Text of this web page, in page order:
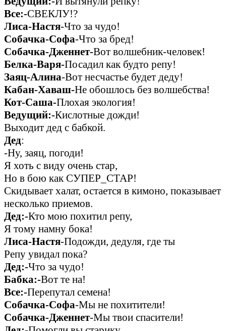
Все:-СВЕКЛУ!?
Лиса-Настя-Что за чудо!
Собачка-Софа-Что за бред!
Собачка-Дженнет-Вот волшебник-человек!
Белка-Варя-Посадил как будто репу!
Заяц-Алина-Вот несчастье будет деду!
Кабан-Хаваш-Не обошлось без волшебства!
Кот-Саша-Плохая экология!
Ведущий:-Кислотные дожди!
Выходит дед с бабкой.
Дед:
-Ну, заяц, погоди!
Я хоть с виду очень стар,
Но в бою как СУПЕР_СТАР!
Скидывает халат, остается в кимоно, показывает
несколько приемов.
Дед:-Кто мою похитил репу,
Я тому намну бока!
Лиса-Настя-Подожди, дедуля, где ты
Репу увидал пока?
Дед:-Что за чудо!
Бабка:-Вот те на!
Все:-Перепутал семена!
Собачка-Софа-Мы не похитители!
Собачка-Дженнет-Мы твои спасители!